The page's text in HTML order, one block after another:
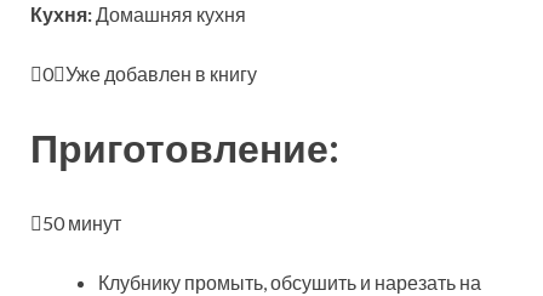
Кухня: Домашняя кухня
0 Уже добавлен в книгу
Приготовление:
50 минут
Клубнику промыть, обсушить и нарезать на